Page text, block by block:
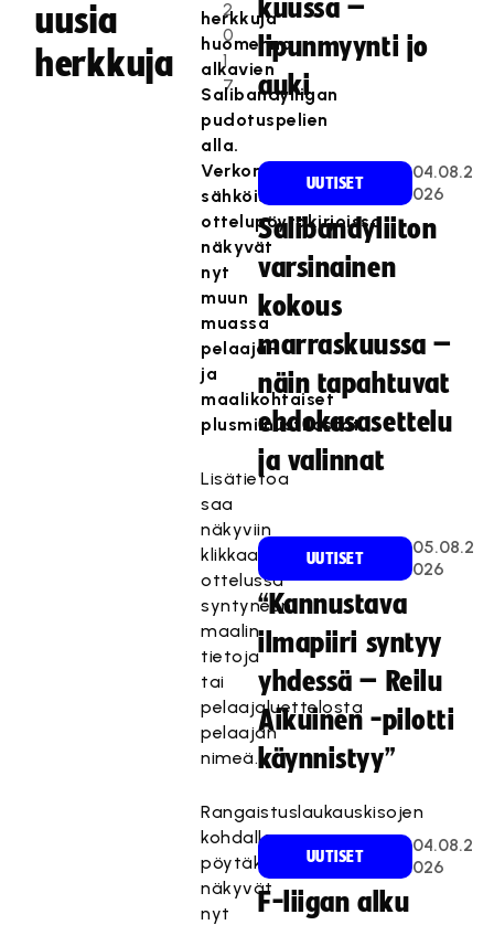
uusia
herkkuja
2
0
1
7
herkkuja
huomenna
alkavien
Salibandyliigan
pudotuspelien
alla.
Verkon
sähköisessä
ottelupöytäkirjoissa
näkyvät
nyt
muun
muassa
pelaaja-
ja
maalikohtaiset
plusmiinustilastot.
Lisätietoa
saa
näkyviin
klikkaamalla
ottelussa
syntyneen
maalin
tietoja
tai
pelaajaluettelosta
pelaajan
nimeä.
Rangaistuslaukauskisojen
kohdalla
pöytäkirjassa
näkyvät
nyt
kuussa –
lipunmyynti jo
auki
UUTISET
04.08.2
026
Salibandyliiton
varsinainen
kokous
marraskuussa –
näin tapahtuvat
ehdokasasettelu
ja valinnat
UUTISET
05.08.2
026
“Kannustava
ilmapiiri syntyy
yhdessä – Reilu
Aikuinen -pilotti
käynnistyy”
UUTISET
04.08.2
026
F-liigan alku